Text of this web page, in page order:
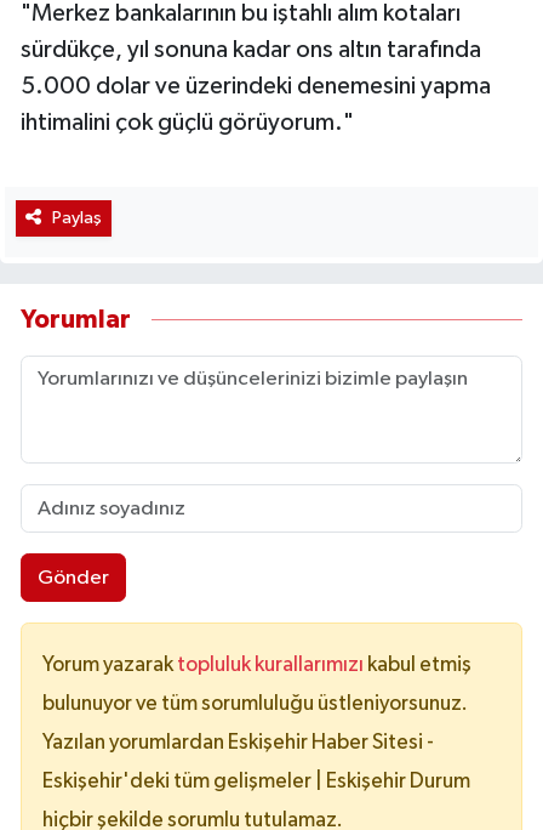
"Merkez bankalarının bu iştahlı alım kotaları
sürdükçe, yıl sonuna kadar ons altın tarafında
5.000 dolar ve üzerindeki denemesini yapma
ihtimalini çok güçlü görüyorum."
Paylaş
Yorumlar
Gönder
Yorum yazaraktopluluk kurallarımızı kabul etmiş
bulunuyor ve tüm sorumluluğu üstleniyorsunuz.
Yazılan yorumlardan Eskişehir Haber Sitesi -
Eskişehir'deki tüm gelişmeler | Eskişehir Durum
hiçbir şekilde sorumlu tutulamaz.